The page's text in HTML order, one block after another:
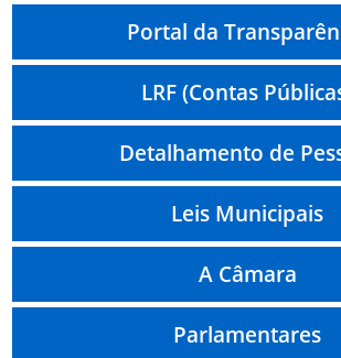
Portal da
LRF (Contas
Detalhamento de
Leis Municipais
A Câmara
Parlamentares